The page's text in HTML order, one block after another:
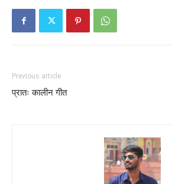
13. मेरा नरेन्द्र, मेरा नरेन्द्र।
15. उठो आर्य वीरांगना
18. सदा अहिंसा सर्वोत्तम मन की कस्तूरी है।
Previous article
प्रातः कालीन गीत